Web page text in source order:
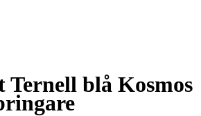
Ternell blå Kosmos